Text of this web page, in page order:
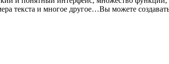
текста и многое другое…Вы можете